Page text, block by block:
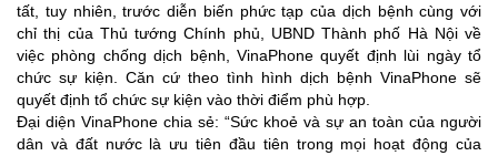
tất, tuy nhiên, trước diễn biến phức tạp của dịch bệnh cùng với
chỉ thị của Thủ tướng Chính phủ, UBND Thành phố Hà Nội về
việc phòng chống dịch bệnh, VinaPhone quyết định lùi ngày tổ
chức sự kiện. Căn cứ theo tình hình dịch bệnh VinaPhone sẽ
quyết định tổ chức sự kiện vào thời điểm phù hợp.
Đại diện VinaPhone chia sẻ: “Sức khoẻ và sự an toàn của người
dân và đất nước là ưu tiên đầu tiên trong mọi hoạt động của